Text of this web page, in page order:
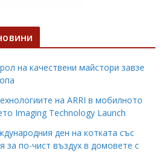
на качествени майстори завзе
на ARRI в мобилното
Imaging Technology Launch
ден на котката със
за по-чист въздух в домовете с